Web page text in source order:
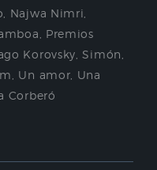
Najwa Nimri
Premios
Korovsky ,Simón
Un amor Una
Corberó